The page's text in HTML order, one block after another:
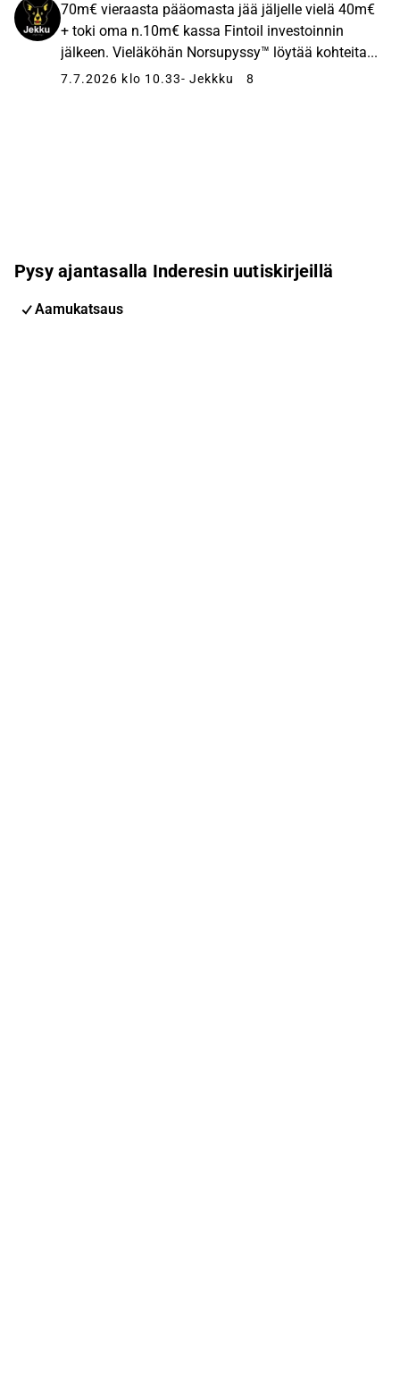
70m€ vieraasta pääomasta jää jäljelle vielä 40m€
+ toki oma n.10m€ kassa Fintoil investoinnin
jälkeen. Vieläköhän Norsupyssy™ löytää kohteita...
7.7.2026 klo 10.33- Jekkku 8
Pysy ajantasalla Inderesin uutiskirjeillä
Aamukatsaus